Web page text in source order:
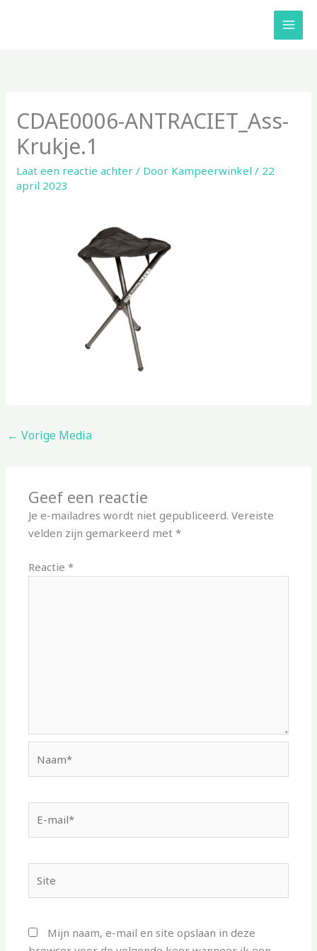
CDAE0006-ANTRACIET_Ass-
Krukje.1
Laat een reactie achter / Door Kampeerwinkel/ 22
april 2023
← Vorige Media
Geef een reactie
Je e-mailadres wordt niet gepubliceerd. Vereiste
velden zijn gemarkeerd met*
Reactie*
mail*
Mijn naam, e-mail en site opslaan in deze